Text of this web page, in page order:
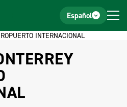
Español
INTERNACIONAL